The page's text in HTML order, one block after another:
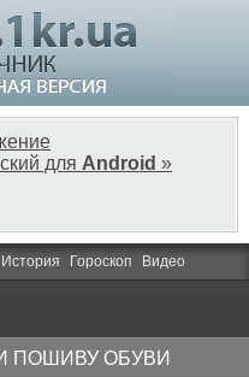
для Android »
История Гороскоп Видео
ПОШИВУ ОБУВИ